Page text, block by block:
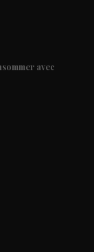
avec